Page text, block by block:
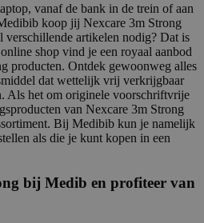
vanaf de bank in de trein of aan
koop jij Nexcare 3m Strong
verschillende artikelen nodig? Dat is
shop vind je een royaal aanbod
producten. Ontdek gewoonweg alles
dat wettelijk vrij verkrijgbaar
Als het om originele voorschriftvrije
van Nexcare 3m Strong
Bij Medibib kun je namelijk
als die je kunt kopen in een
bij Medib en profiteer van